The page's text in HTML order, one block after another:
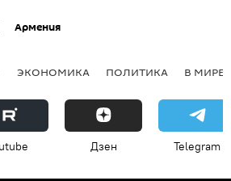
Армения
ЭКОНОМИКА ПОЛИТИКА В МИРЕ
Дзен Telegram